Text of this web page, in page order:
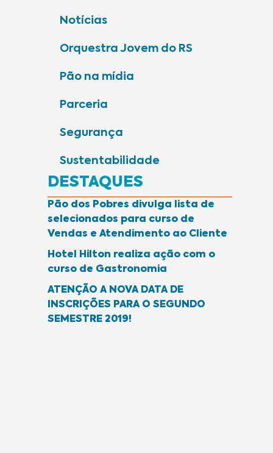
Notícias
Orquestra Jovem do RS
Pão na mídia
Parceria
Segurança
Sustentabilidade
DESTAQUES
Pão dos Pobres divulga lista de
selecionados para curso de
Vendas e Atendimento ao Cliente
Hotel Hilton realiza ação com o
curso de Gastronomia
ATENÇÃO A NOVA DATA DE
INSCRIÇÕES PARA O SEGUNDO
SEMESTRE 2019!